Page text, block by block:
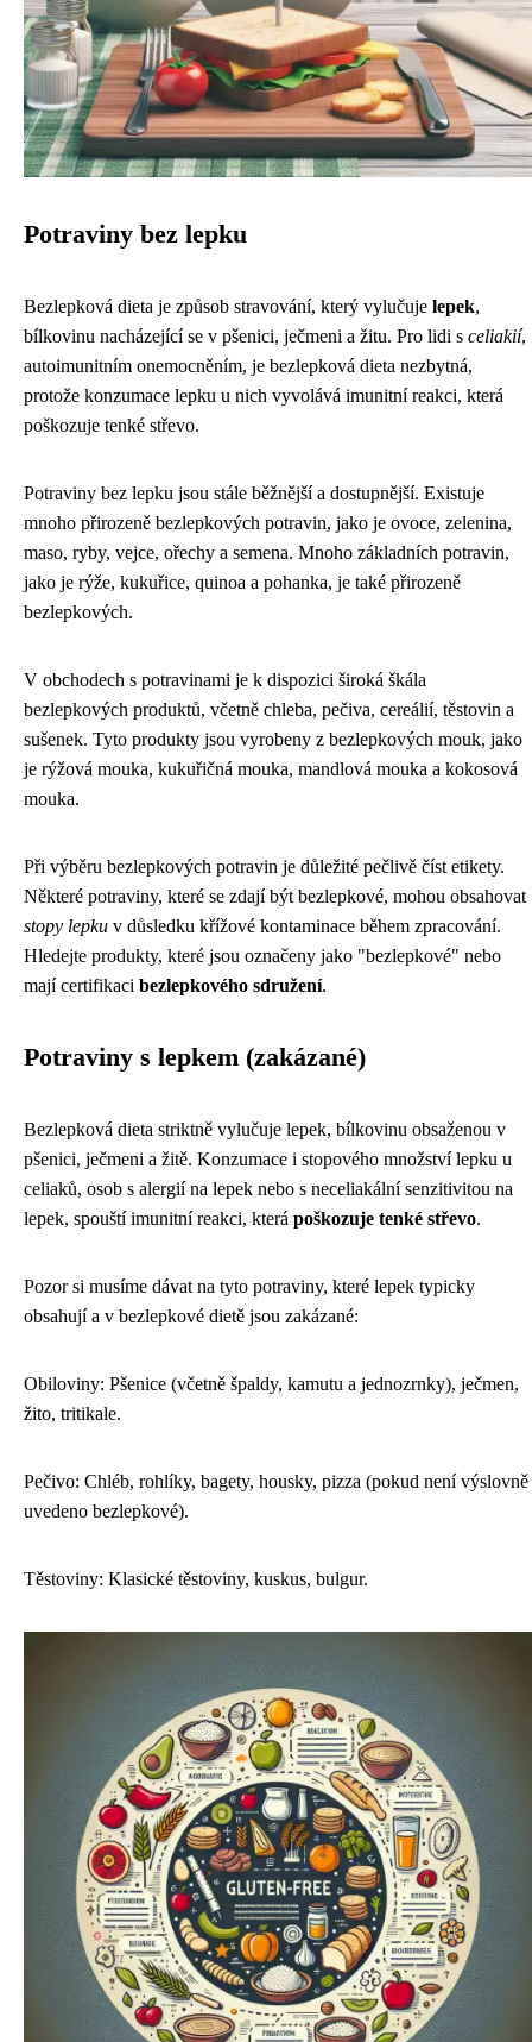
Potraviny bez lepku
Bezlepková dieta je způsob stravování, který vylučuje lepek,
bílkovinu nacházející se v pšenici, ječmeni a žitu. Pro lidi s celiakií,
autoimunitním onemocněním, je bezlepková dieta nezbytná,
protože konzumace lepku u nich vyvolává imunitní reakci, která
poškozuje tenké střevo.
Potraviny bez lepku jsou stále běžnější a dostupnější. Existuje
mnoho přirozeně bezlepkových potravin, jako je ovoce, zelenina,
maso, ryby, vejce, ořechy a semena. Mnoho základních potravin,
jako je rýže, kukuřice, quinoa a pohanka, je také přirozeně
bezlepkových.
V obchodech s potravinami je k dispozici široká škála
bezlepkových produktů, včetně chleba, pečiva, cereálií, těstovin a
sušenek. Tyto produkty jsou vyrobeny z bezlepkových mouk, jako
je rýžová mouka, kukuřičná mouka, mandlová mouka a kokosová
mouka.
Při výběru bezlepkových potravin je důležité pečlivě číst etikety.
Některé potraviny, které se zdají být bezlepkové, mohou obsahovat
stopy lepku v důsledku křížové kontaminace během zpracování.
Hledejte produkty, které jsou označeny jako "bezlepkové" nebo
mají certifikaci bezlepkového sdružení.
Potraviny s lepkem (zakázané)
Bezlepková dieta striktně vylučuje lepek, bílkovinu obsaženou v
pšenici, ječmeni a žitě. Konzumace i stopového množství lepku u
celiaků, osob s alergií na lepek nebo s neceliakální senzitivitou na
lepek, spouští imunitní reakci, která poškozuje tenké střevo.
Pozor si musíme dávat na tyto potraviny, které lepek typicky
obsahují a v bezlepkové dietě jsou zakázané:
Obiloviny: Pšenice (včetně špaldy, kamutu a jednozrnky), ječmen,
žito, tritikale.
Pečivo: Chléb, rohlíky, bagety, housky, pizza (pokud není výslovně
uvedeno bezlepkové).
Těstoviny: Klasické těstoviny, kuskus, bulgur.